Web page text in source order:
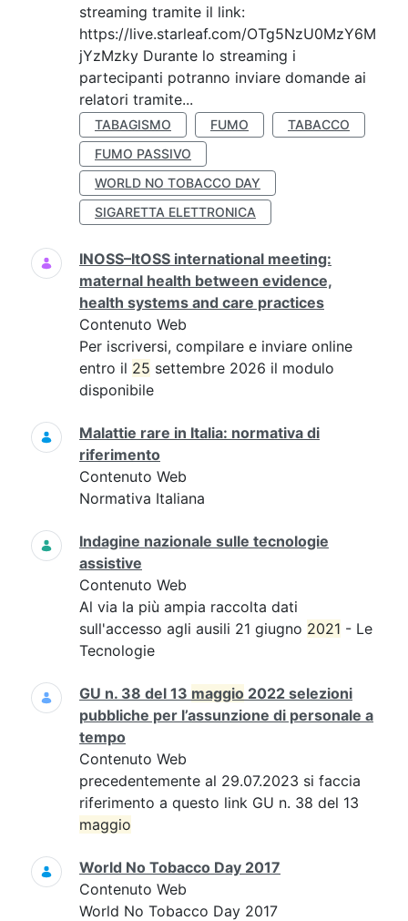
streaming tramite il link:
https://live.starleaf.com/OTg5NzU0MzY6M
jYzMzky Durante lo streaming i
partecipanti potranno inviare domande ai
relatori tramite...
TABAGISMO FUMO
TABACCO
FUMO PASSIVO
WORLD NO TOBACCO DAY
SIGARETTA ELETTRONICA
INOSS–ItOSS international meeting:
maternal health between evidence,
health systems and care practices
Contenuto Web
Per iscriversi, compilare e inviare online
entro il 25 settembre 2026 il modulo
disponibile
Malattie rare in Italia: normativa di
riferimento
Contenuto Web
Normativa Italiana
Indagine nazionale sulle tecnologie
assistive
Contenuto Web
Al via la più ampia raccolta dati
sull'accesso agli ausili 21 giugno 2021 - Le
Tecnologie
GU n. 38 del 13 maggio 2022 selezioni
pubbliche per l’assunzione di personale a
tempo
Contenuto Web
precedentemente al 29.07.2023 si faccia
riferimento a questo link GU n. 38 del 13
maggio
World No Tobacco Day 2017
Contenuto Web
World No Tobacco Day 2017